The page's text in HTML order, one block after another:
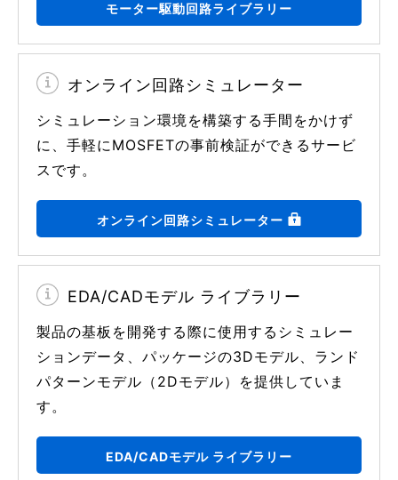
モーター駆動回路ライブラリー
オンライン回路シミュレーター
シミュレーション環境を構築する手間をかけず
に、手軽にMOSFETの事前検証ができるサービ
スです。
オンライン回路シミュレーター
EDA/CADモデル ライブラリー
製品の基板を開発する際に使用するシミュレー
ションデータ、パッケージの3Dモデル、ランド
パターンモデル（2Dモデル）を提供していま
す。
EDA/CADモデル ライブラリー